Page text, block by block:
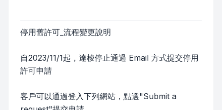
停用舊許可_流程變更說明
自2023/11/1起，達梭停止通過 Email 方式提交停用
許可申請
客戶可以通過登入下列網站，點選"Submit a